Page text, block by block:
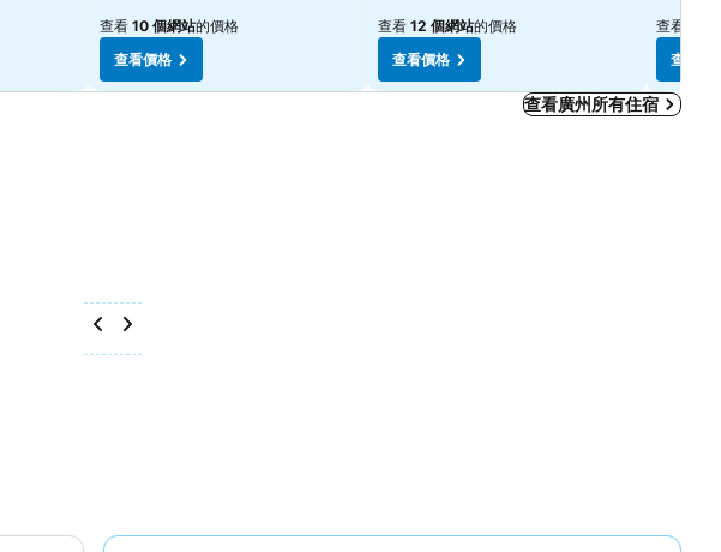
查看 10 個網站的價格
查看價格
查看 12 個網站的價格
查看價格
查看
查看價格
查看廣州所有住宿